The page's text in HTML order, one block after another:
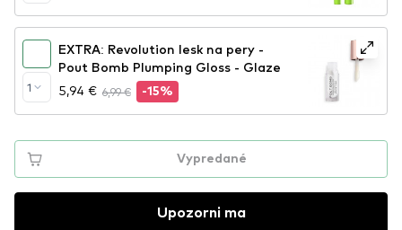
1
EXTRA: Revolution lesk na pery -
Pout Bomb Plumping Gloss - Glaze
5,94 € 6,99 € -15%
Vypredané
Upozorni ma